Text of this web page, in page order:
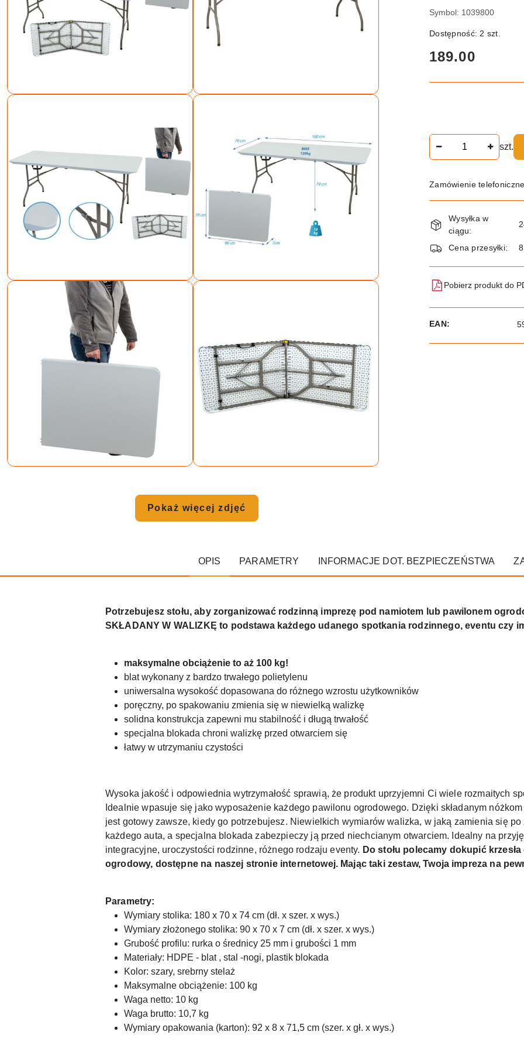
Pokaż więcej zdjęć
Symbol: 1039800
Dostępność: 2 szt.
cena:
189.00
szt.
Zamówienie
Dostępność
i
dostawa
Wysyłka w
ciągu:
Cena przesyłki:
Pobierz produkt do
EAN:
OPIS PARAMETRY INFORMACJE DOT. BEZPIECZEŃSTWA
Potrzebujesz stołu, aby zorganizować rodzinną imprezę pod namiotem lub pawilonem
SKŁADANY W WALIZKĘ to podstawa każdego udanego spotkania rodzinnego, eventu czy
maksymalne obciążenie to aż 100 kg!
blat wykonany z bardzo trwałego polietylenu
uniwersalna wysokość dopasowana do różnego wzrostu użytkowników
poręczny, po spakowaniu zmienia się w niewielką walizkę
solidna konstrukcja zapewni mu stabilność i długą trwałość
specjalna blokada chroni walizkę przed otwarciem się
łatwy w utrzymaniu czystości
Wysoka jakość i odpowiednia wytrzymałość sprawią, że produkt uprzyjemni Ci wiele rozmaitych
Idealnie wpasuje się jako wyposażenie każdego pawilonu ogrodowego. Dzięki składanym
jest gotowy zawsze, kiedy go potrzebujesz. Niewielkich wymiarów walizka, w jaką zamienia się po
każdego auta, a specjalna blokada zabezpieczy ją przed niechcianym otwarciem. Idealny na
integracyjne, uroczystości rodzinne, różnego rodzaju eventy. Do stołu polecamy dokupić
ogrodowy, dostępne na naszej stronie internetowej. Mając taki zestaw, Twoja impreza na
Parametry:
Wymiary stolika: 180 x 70 x 74 cm (dł. x szer. x wys.)
Wymiary złożonego stolika: 90 x 70 x 7 cm (dł. x szer. x wys.)
Grubość profilu: rurka o średnicy 25 mm i grubości 1 mm
Materiały: HDPE - blat , stal -nogi, plastik blokada
Kolor: szary, srebrny stelaż
Maksymalne obciążenie: 100 kg
Waga netto: 10 kg
Waga brutto: 10,7 kg
Wymiary opakowania (karton): 92 x 8 x 71,5 cm (szer. x gł. x wys.)